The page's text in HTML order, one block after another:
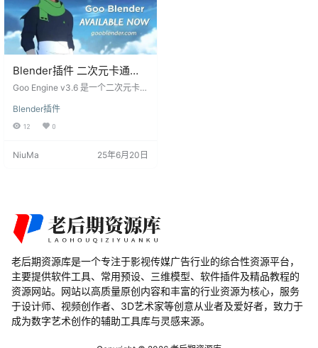
Blender插件 二次元卡通漫
画渲染引擎 Goo Engine
Goo Engine v3.6 是一个二次元卡通
是一个基于 Blender 的自定义非真
实感绘制分支，被称为 “Goo Blend
er”。我们已经正式将 Goo Blender
预编译版本供用户方便下载。 通过
Blender插件
12 0
NiuMa 25年6月20日
老后期资源库是一个专注于影视传媒广告行业的综合性资源平台，
主要提供软件工具、常用预设、三维模型、软件插件及精品教程的
资源网站。网站以高质量原创内容和丰富的行业资源为核心，服务
于设计师、视频创作者、3D艺术家等创意从业者及爱好者，致力于
成为数字艺术创作的辅助工具库与灵感来源。